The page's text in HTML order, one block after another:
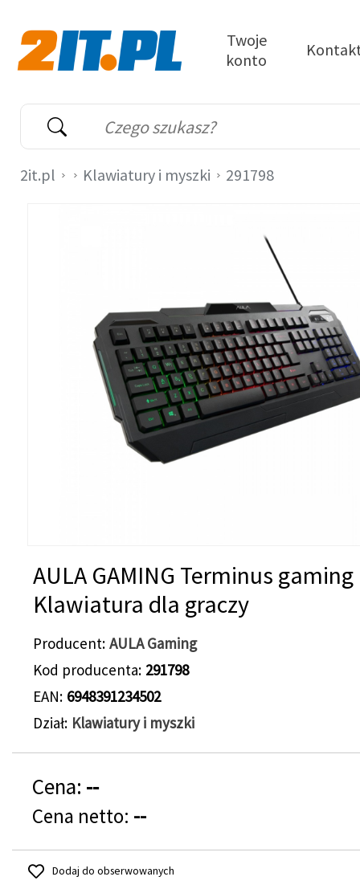
Wyszukiwarka
Słowo kluczowe
Twoje
konto
2it.pl Klawiatury i myszki 291798
AULA GAMING Terminus gaming
Klawiatura dla graczy
Producent AULA Gaming
Kod producenta 291798
EAN 6948391234502
Dział Klawiatury i myszki
Cena: --
Cena netto: --
Dodaj do obserwowanych